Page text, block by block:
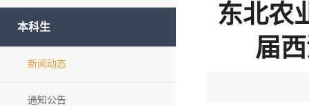
本科生
新闻动态
通知公告
东北农
届